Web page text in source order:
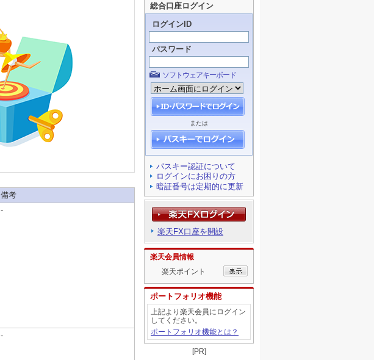
備考
-
-
総合口座ログイン
ログインID
パスワード
ソフトウェアキーボード
または
パスキー認証について
ログインにお困りの方
暗証番号は定期的に更新
楽天FX口座を開設
楽天会員情報
楽天ポイント
ポートフォリオ機能
上記より楽天会員にログイン
してください。
ポートフォリオ機能とは？
[PR]